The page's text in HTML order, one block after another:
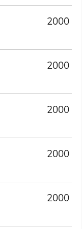
2000
2000
2000
2000
2000